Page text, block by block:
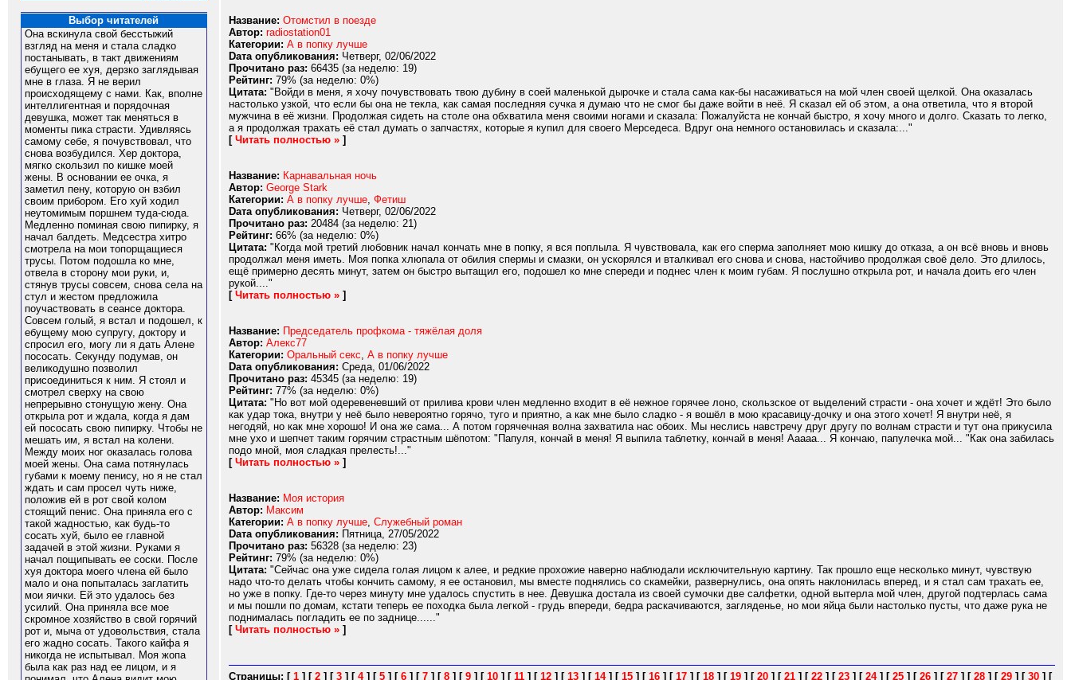
Выбор читателей
Она вскинула свой бесстыжий
взгляд на меня и стала сладко
постанывать, в такт движениям
ебущего ее хуя, дерзко заглядывая
мне в глаза. Я не верил
происходящему с нами. Как, вполне
интеллигентная и порядочная
девушка, может так меняться в
моменты пика страсти. Удивляясь
самому себе, я почувствовал, что
снова возбудился. Хер доктора,
мягко скользил по кишке моей
жены. В основании ее очка, я
заметил пену, которую он взбил
своим прибором. Его хуй ходил
неутомимым поршнем туда-сюда.
Медленно поминая свою пипирку, я
начал балдеть. Медсестра хитро
смотрела на мои топорщащиеся
трусы. Потом подошла ко мне,
отвела в сторону мои руки, и,
стянув трусы совсем, снова села на
стул и жестом предложила
поучаствовать в сеансе доктора.
Совсем голый, я встал и подошел, к
ебущему мою супругу, доктору и
спросил его, могу ли я дать Алене
пососать. Секунду подумав, он
великодушно позволил
присоединиться к ним. Я стоял и
смотрел сверху на свою
непрерывно стонущую жену. Она
открыла рот и ждала, когда я дам
ей пососать свою пипирку. Чтобы не
мешать им, я встал на колени.
Между моих ног оказалась голова
моей жены. Она сама потянулась
губами к моему пенису, но я не стал
ждать и сам просел чуть ниже,
положив ей в рот свой колом
стоящий пенис. Она приняла его с
такой жадностью, как будь-то
сосать хуй, было ее главной
задачей в этой жизни. Руками я
начал пощипывать ее соски. После
хуя доктора моего члена ей было
мало и она попыталась заглатить
мои яички. Ей это удалось без
усилий. Она приняла все мое
скромное хозяйство в свой горячий
рот и, мыча от удовольствия, стала
его жадно сосать. Такого кайфа я
никогда не испытывал. Моя жопа
была как раз над ее лицом, и я
Название: Отомстил в поезде
Автор: radiostation01
Категории: А в попку лучше
Dата опубликования: Четверг, 02/06/2022
Прочитано раз: 66435 (за неделю: 19)
Рейтинг: 79% (за неделю: 0%)
Цитата: "Войди в меня, я хочу почувствовать твою дубину в соей маленькой дырочке и стала сама как-бы насаживаться на мой член своей щелкой. Она оказалась
настолько узкой, что если бы она не текла, как самая последняя сучка я думаю что не смог бы даже войти в неё. Я сказал ей об этом, а она ответила, что я второй
мужчина в её жизни. Продолжая сидеть на столе она обхватила меня своими ногами и сказала: Пожалуйста не кончай быстро, я хочу много и долго. Сказать то легко,
а я продолжая трахать её стал думать о запчастях, которые я купил для своего Мерседеса. Вдруг она немного остановилась и сказала:..."
[ Читать полностью » ]
Название: Карнавальная ночь
Автор: George Stark
Категории: А в попку лучше, Фетиш
Dата опубликования: Четверг, 02/06/2022
Прочитано раз: 20484 (за неделю: 21)
Рейтинг: 66% (за неделю: 0%)
Цитата: "Когда мой третий любовник начал кончать мне в попку, я вся поплыла. Я чувствовала, как его сперма заполняет мою кишку до отказа, а он всё вновь и вновь
продолжал меня иметь. Моя попка хлюпала от обилия спермы и смазки, он ускорялся и вталкивал его снова и снова, настойчиво продолжая своё дело. Это длилось,
ещё примерно десять минут, затем он быстро вытащил его, подошел ко мне спереди и поднес член к моим губам. Я послушно открыла рот, и начала доить его член
рукой...."
[ Читать полностью » ]
Название: Председатель профкома - тяжёлая доля
Автор: Алекс77
Категории: Оральный секс, А в попку лучше
Dата опубликования: Среда, 01/06/2022
Прочитано раз: 45345 (за неделю: 19)
Рейтинг: 77% (за неделю: 0%)
Цитата: "Но вот мой одеревеневший от прилива крови член медленно входит в её нежное горячее лоно, скользское от выделений страсти - она хочет и ждёт! Это было
как удар тока, внутри у неё было невероятно горячо, туго и приятно, а как мне было сладко - я вошёл в мою красавицу-дочку и она этого хочет! Я внутри неё, я
негодяй, но как мне хорошо! И она же сама... А потом горячечная волна захватила нас обоих. Мы неслись навстречу друг другу по волнам страсти и тут она прикусила
мне ухо и шепчет таким горячим страстным шёпотом: "Папуля, кончай в меня! Я выпила таблетку, кончай в меня! Ааааа... Я кончаю, папулечка мой... "Как она забилась
подо мной, моя сладкая прелесть!..."
[ Читать полностью » ]
Название: Моя история
Автор: Максим
Категории: А в попку лучше, Служебный роман
Dата опубликования: Пятница, 27/05/2022
Прочитано раз: 56328 (за неделю: 23)
Рейтинг: 79% (за неделю: 0%)
Цитата: "Сейчас она уже сидела голая лицом к алее, и редкие прохожие наверно наблюдали исключительную картину. Так прошло еще несколько минут, чувствую
надо что-то делать чтобы кончить самому, я ее остановил, мы вместе поднялись со скамейки, развернулись, она опять наклонилась вперед, и я стал сам трахать ее,
но уже в попку. Где-то через минуту мне удалось спустить в нее. Девушка достала из своей сумочки две салфетки, одной вытерла мой член, другой подтерлась сама
и мы пошли по домам, кстати теперь ее походка была легкой - грудь впереди, бедра раскачиваются, загляденье, но мои яйца были настолько пусты, что даже рука не
поднималась погладить ее по заднице......"
[ Читать полностью » ]
Страницы: [ 1 ] [ 2 ] [ 3 ] [ 4] [ 5 ] [ 6 ] [ 7 ] [ 8 ] [ 9 ] [ 10 ] [ 11 ] [ 12 ] [ 13 ] [ 14] [ 15 ] [ 16 ] [ 17 ] [ 18 ] [ 19 ] [ 20 ] [ 21 ] [ 22 ] [ 23 ] [ 24] [ 25 ] [ 26 ] [ 27 ] [ 28 ] [ 29 ] [ 30 ] [